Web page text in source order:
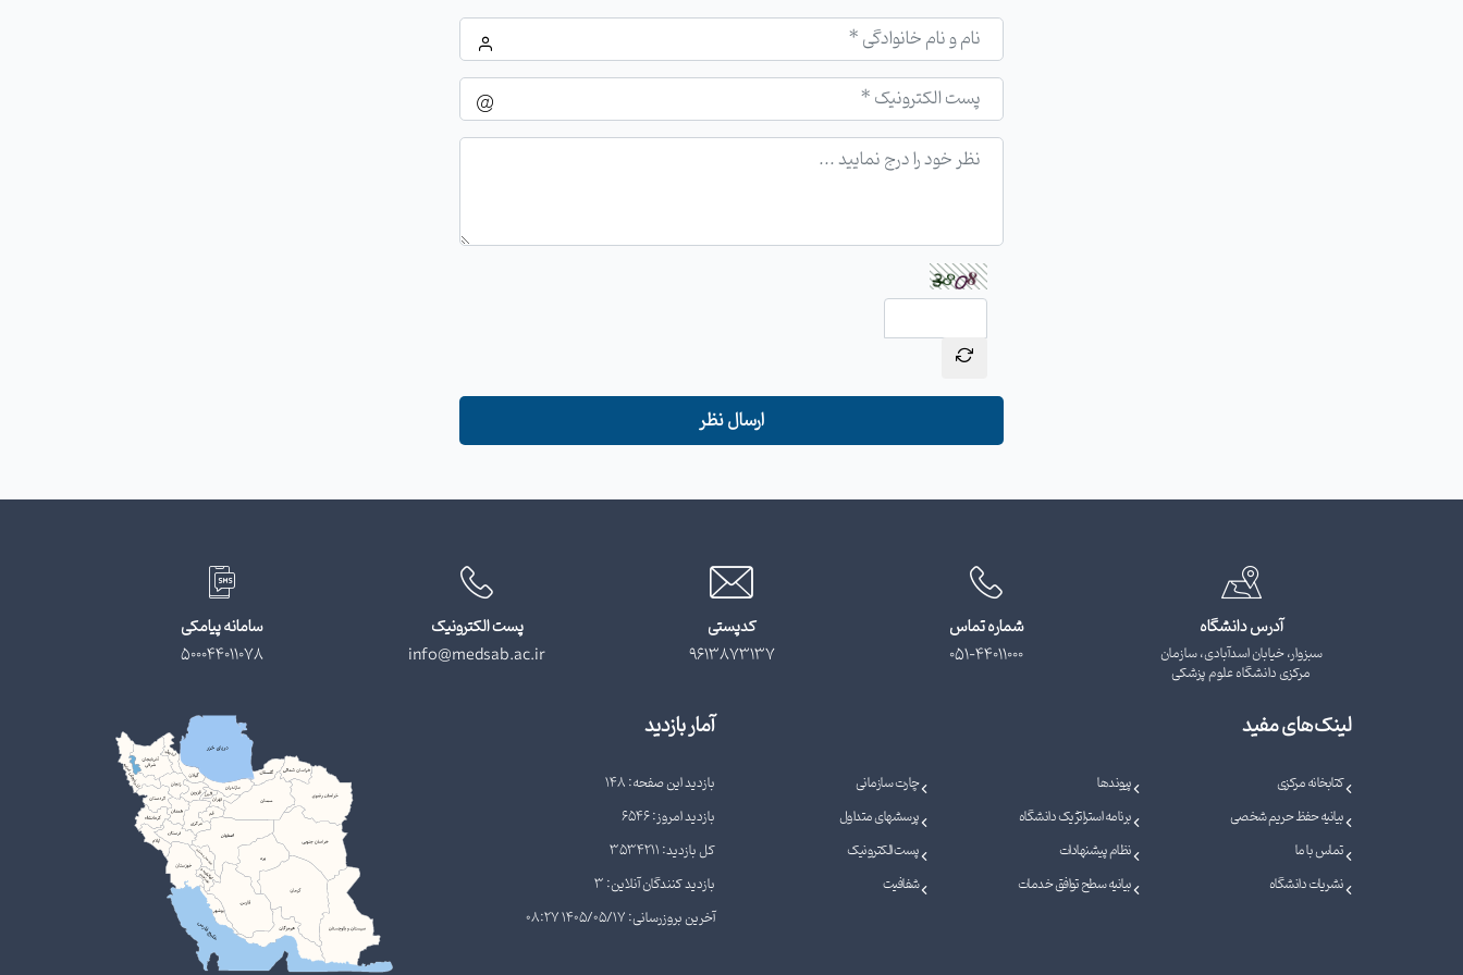
ارسال نظر
آدرس دانشگاه
سبزوار، خیابان اسدآبادی، سازمان
مرکزی دانشگاه علوم پزشکی
شماره تماس
051-44011000
کدپستی
9613873137
پست الکترونیک
info@medsab.ac.ir
سامانه پیامکی
500044011078
لینک‌های مفید
کتابخانه مرکزی پیوندها
چارت سازمانی
بیانیه حفظ حریم شخصی
برنامه استراتژیک دانشگاه
پرسشهای متداول
تماس با ما
نظام پیشنهادات
پست الکترونیک
نشریات دانشگاه
بیانیه سطح توافق خدمات شفافیت
آمار بازدید
بازدید این صفحه: 148
بازدید امروز: 6546
کل بازدید: 3534211
بازدید کنندگان آنلاین: 3
آخرین بروزرسانی: 1405/05/17 08:27